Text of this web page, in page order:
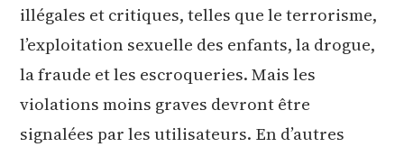
illégales et critiques, telles que le terrorisme,
l’exploitation sexuelle des enfants, la drogue,
la fraude et les escroqueries. Mais les
violations moins graves devront être
signalées par les utilisateurs. En d’autres